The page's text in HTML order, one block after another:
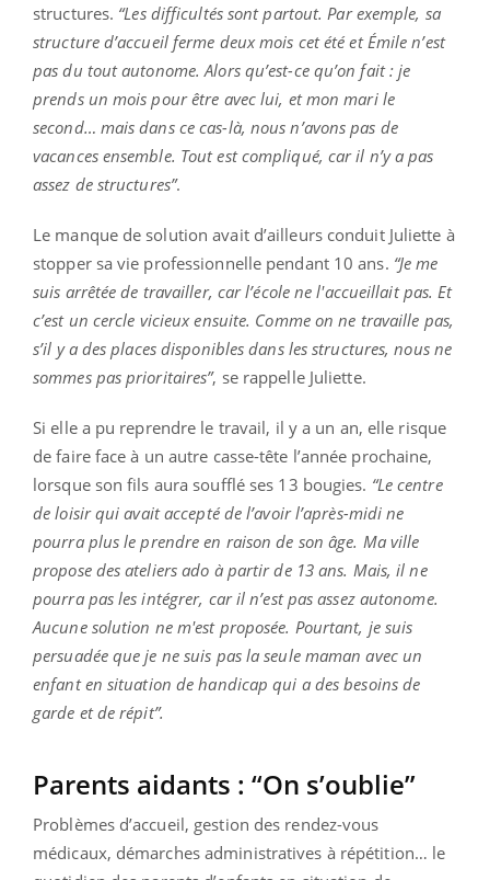
structures. “Les difficultés sont partout. Par exemple, sa
structure d’accueil ferme deux mois cet été et Émile n’est
pas du tout autonome. Alors qu’est-ce qu’on fait : je
prends un mois pour être avec lui, et mon mari le
second… mais dans ce cas-là, nous n’avons pas de
vacances ensemble. Tout est compliqué, car il n’y a pas
assez de structures”.
Le manque de solution avait d’ailleurs conduit Juliette à
stopper sa vie professionnelle pendant 10 ans. “Je me
suis arrêtée de travailler, car l’école ne l'accueillait pas. Et
c’est un cercle vicieux ensuite. Comme on ne travaille pas,
s’il y a des places disponibles dans les structures, nous ne
sommes pas prioritaires”, se rappelle Juliette.
Si elle a pu reprendre le travail, il y a un an, elle risque
de faire face à un autre casse-tête l’année prochaine,
lorsque son fils aura soufflé ses 13 bougies. “Le centre
de loisir qui avait accepté de l’avoir l’après-midi ne
pourra plus le prendre en raison de son âge. Ma ville
propose des ateliers ado à partir de 13 ans. Mais, il ne
pourra pas les intégrer, car il n’est pas assez autonome.
Aucune solution ne m'est proposée. Pourtant, je suis
persuadée que je ne suis pas la seule maman avec un
enfant en situation de handicap qui a des besoins de
garde et de répit”.
Parents aidants : “On s’oublie”
Problèmes d’accueil, gestion des rendez-vous
médicaux, démarches administratives à répétition… le